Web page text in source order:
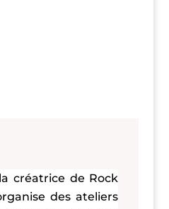
créatrice de Rock
des ateliers